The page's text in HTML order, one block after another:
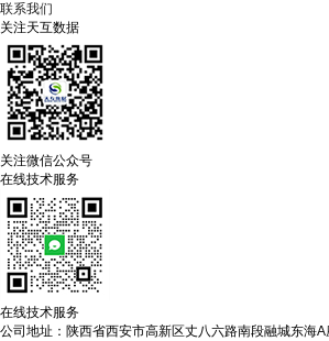
联系我们
关注天互数据
关注微信公众号
在线技术服务
在线技术服务
公司地址：陕西省西安市高新区丈八六路南段融城东海